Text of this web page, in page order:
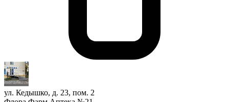
ул. Кедышко, д. 23, пом. 2